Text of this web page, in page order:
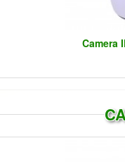
Camera